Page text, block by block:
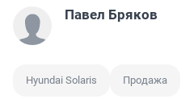
Павел Бряков
Hyundai Solaris Продажа